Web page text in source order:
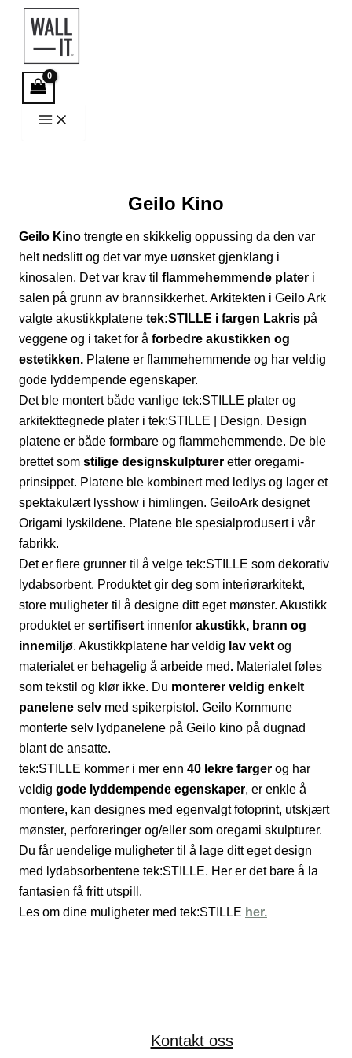
Hopp
innholdet
Geilo Kino
Geilo Kino trengte en skikkelig oppussing da den var
helt nedslitt og det var mye uønsket gjenklang i
kinosalen. Det var krav til flammehemmende plater i
salen på grunn av brannsikkerhet. Arkitekten i Geilo Ark
valgte akustikkplatene tek:STILLE i fargen Lakris på
veggene og i taket for å forbedre akustikken og
estetikken. Platene er flammehemmende og har veldig
gode lyddempende egenskaper.
Det ble montert både vanlige tek:STILLE plater og
arkitekttegnede plater i tek:STILLE | Design. Design
platene er både formbare og flammehemmende. De ble
brettet som stilige designskulpturer etter oregami-
prinsippet. Platene ble kombinert med ledlys og lager et
spektakulært lysshow i himlingen. GeiloArk designet
Origami lyskildene. Platene ble spesialprodusert i vår
fabrikk.
Det er flere grunner til å velge tek:STILLE som dekorativ
lydabsorbent. Produktet gir deg som interiørarkitekt,
store muligheter til å designe ditt eget mønster. Akustikk
produktet er sertifisert innenfor akustikk, brann og
innemiljø. Akustikkplatene har veldig lav vekt og
materialet er behagelig å arbeide med. Materialet føles
som tekstil og klør ikke. Du monterer veldig enkelt
panelene selv med spikerpistol. Geilo Kommune
monterte selv lydpanelene på Geilo kino på dugnad
blant de ansatte.
tek:STILLE kommer i mer enn 40 lekre farger og har
veldig gode lyddempende egenskaper, er enkle å
montere, kan designes med egenvalgt fotoprint, utskjært
mønster, perforeringer og/eller som oregami skulpturer.
Du får uendelige muligheter til å lage ditt eget design
med lydabsorbentene tek:STILLE. Her er det bare å la
fantasien få fritt utspill.
Les om dine muligheter med tek:STILLE her.
Kontakt oss